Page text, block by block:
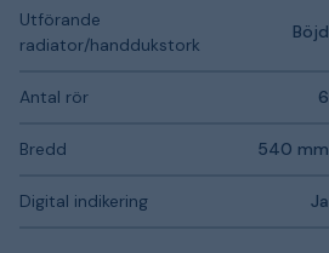
Utförande
radiator/handdukstork
Böjd
Antal rör 6
Bredd 540 mm
Digital indikering Ja